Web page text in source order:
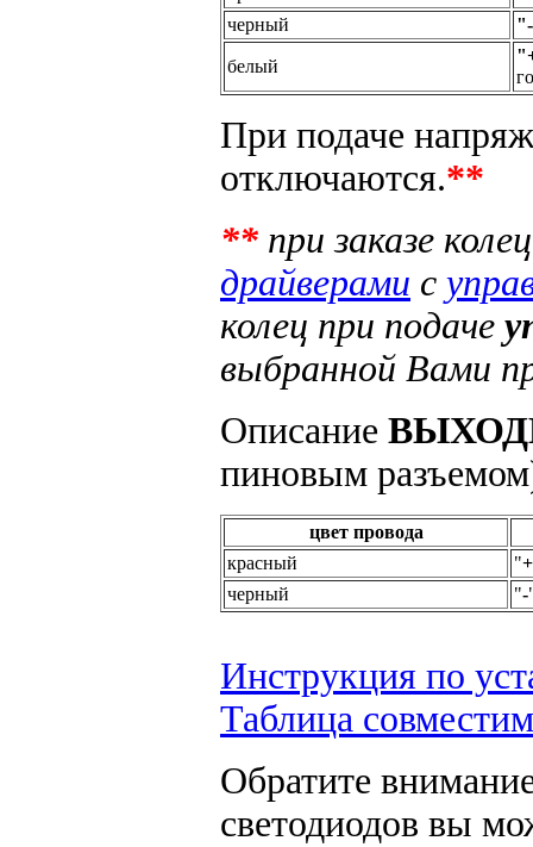
черный
"-
белый
"
При подаче
отключаются.**
** при заказе
драйверами с
колец при подаче
выбранной Вами
Описание
пиновым
цвет провода
красный
"+
черный
"-
Инструкция по
Таблица
Обратите
светодиодов вы